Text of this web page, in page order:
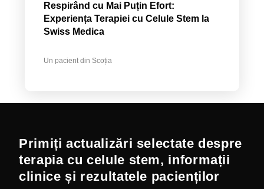
Respirând cu Mai Puțin Efort:
Experiența Terapiei cu Celule Stem la
Swiss Medica
Un pacient din Scoția
Primiți actualizări selectate despre
terapia cu celule stem, informații
clinice și rezultatele pacienților